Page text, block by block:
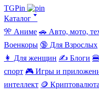
TGPin
Каталог 🢓
🎌 Аниме 🚗 Авто, мото,
Военкоры 🔞 Для Взрослых
👩 Для женщин ✍️ Блоги
спорт 🎮 Игры и
интеллект 🪙 Криптовалюта